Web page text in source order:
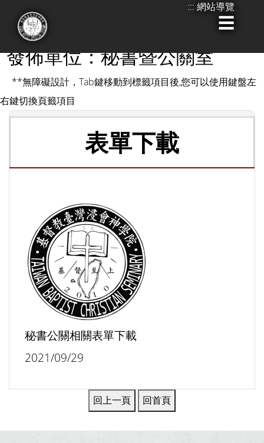
容
::: 網站導覽
發佈單位：秘書暨公關室
**無障礙設計，Tab鍵移動到標籤項目後,您可以使用鍵盤左
右鍵切換頁籤項目
表單下載
秘書公關相關表單下載
2021/09/29